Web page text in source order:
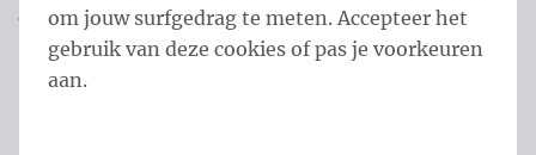
Vlag Jamaica 150x200 cm
Productinformatie
om jouw surfgedrag te meten. Accepteer het
gebruik van deze cookies of pas je voorkeuren
aan.